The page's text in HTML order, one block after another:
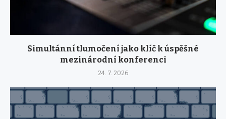
Simultánní tlumočení jako klíč k úspěšné
mezinárodní konferenci
24. 7. 2026